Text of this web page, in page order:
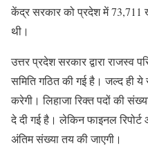
केंद्र सरकार को प्रदेश में 73,711
थी।
उत्तर प्रदेश सरकार द्वारा राजस्व
समिति गठित की गई है। जल्द ही ये
करेगी। लिहाजा रिक्त पदों की
दे दी गई है। लेकिन फाइनल
अंतिम संख्या तय की जाएगी।